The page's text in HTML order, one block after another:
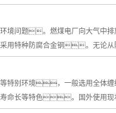
境问题。燃煤电厂向大气中
特种防腐合金钢。无论从
特别环境，一般选用全体
特色。国外使用现状